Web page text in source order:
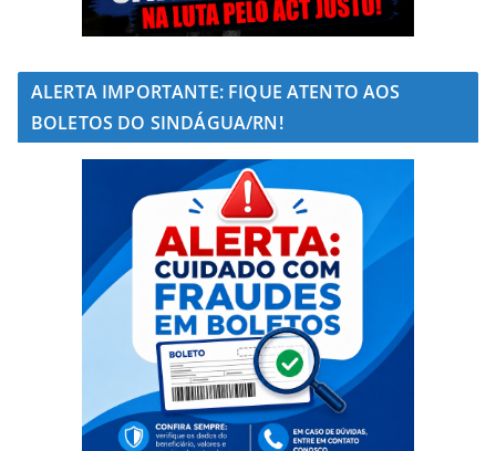
ALERTA IMPORTANTE: FIQUE ATENTO AOS
BOLETOS DO SINDÁGUA/RN!